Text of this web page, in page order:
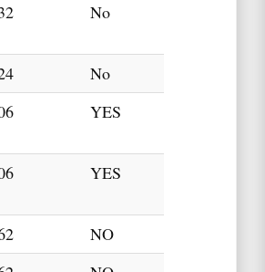
No
No
YES
YES
NO